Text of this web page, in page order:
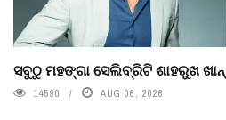
ସବୁଠୁ ମହଙ୍ଗା ସେଲିବ୍ରିଟି ଶାହରୁଖ ଖାନ୍
14590 AUG 06, 2026